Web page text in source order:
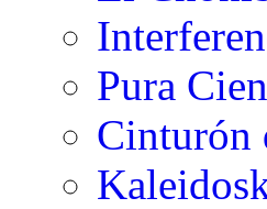
Pura
Cinturón